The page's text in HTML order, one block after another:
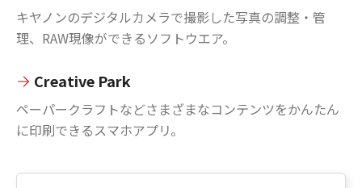
キヤノンのデジタルカメラで撮影した写真の調整・管
理、RAW現像ができるソフトウエア。
Creative Park
ペーパークラフトなどさまざまなコンテンツをかんたん
に印刷できるスマホアプリ。